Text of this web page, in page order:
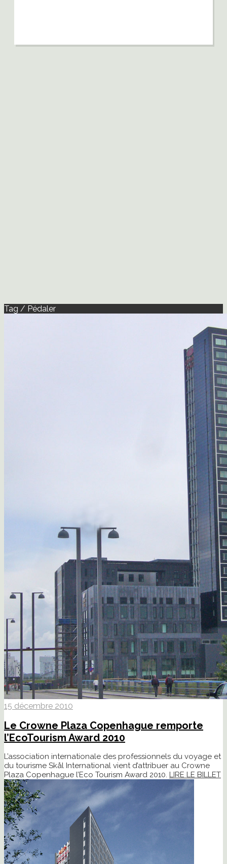
Tag / Pédaler
15 décembre 2010
Le Crowne Plaza Copenhague remporte
l’EcoTourism Award 2010
L’association internationale des professionnels du voyage et
du tourisme Skål International vient d’attribuer au Crowne
Plaza Copenhague l’Eco Tourism Award 2010. LIRE LE BILLET